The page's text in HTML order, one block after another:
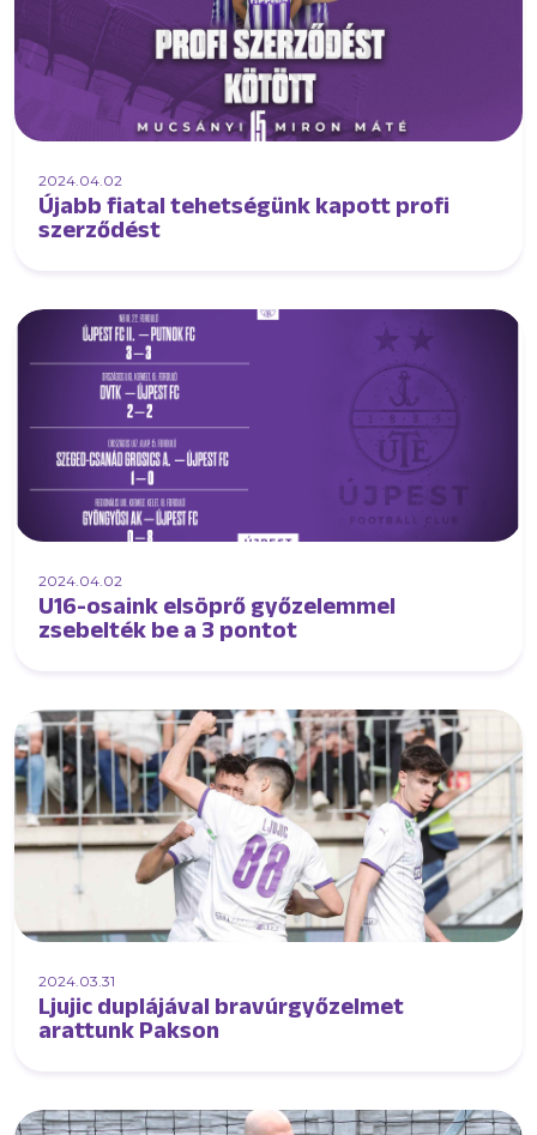
2024.04.02
Újabb fiatal tehetségünk kapott profi
szerződést
2024.04.02
U16-osaink elsöprő győzelemmel
zsebelték be a 3 pontot
2024.03.31
Ljujic duplájával bravúrgyőzelmet
arattunk Pakson